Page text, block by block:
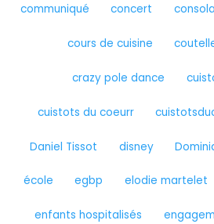
communiqué concert
cours de cuisine
crazy pole dance
cuistots du coeurr
Daniel Tissot disney
école egbp elodie martelet
enfants hospitalisés